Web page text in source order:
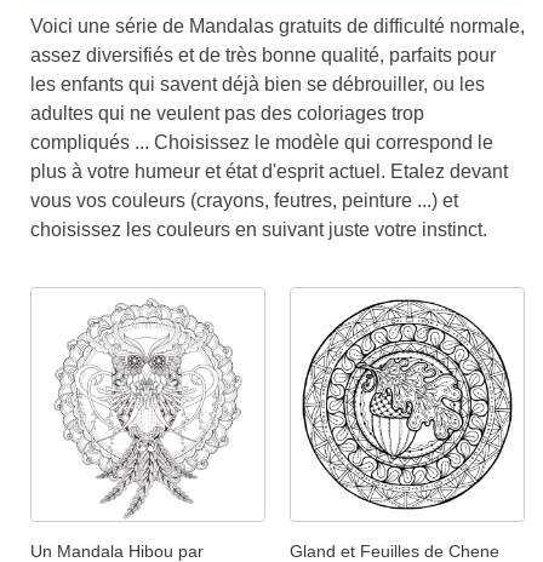
Voici une série de Mandalas gratuits de difficulté normale,
assez diversifiés et de très bonne qualité, parfaits pour
les enfants qui savent déjà bien se débrouiller, ou les
adultes qui ne veulent pas des coloriages trop
compliqués ... Choisissez le modèle qui correspond le
plus à votre humeur et état d'esprit actuel. Etalez devant
vous vos couleurs (crayons, feutres, peinture ...) et
choisissez les couleurs en suivant juste votre instinct.
Un Mandala Hibou par
Gland et Feuilles de Chene